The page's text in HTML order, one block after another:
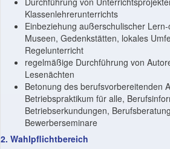
Klassenlehrerunterrichts
Einbeziehung außerschulischer
Museen, Gedenkstätten, lokales
Regelunterricht
regelmäßige Durchführung von
Lesenächten
Betonung des berufsvorbereitenden
Betriebspraktikum für alle,
Betriebserkundungen,
Bewerberseminare
2. Wahlpflichtbereich